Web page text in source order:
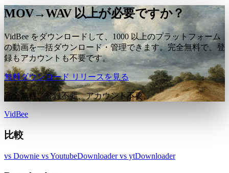
MOV→WAV 以上が必要ですか？
VidBee をダウンロードして、1000 以上のプラットフォーム
の動画を一括ダウンロード・管理できます。完全無料で、登
録もアカウントも不要です。
無料ダウンロード リリースを見る
完全無料。登録不要、アカウント不要。
VidBee
比較
vs Downie vs YoutubeDownloadervs ytDownloader